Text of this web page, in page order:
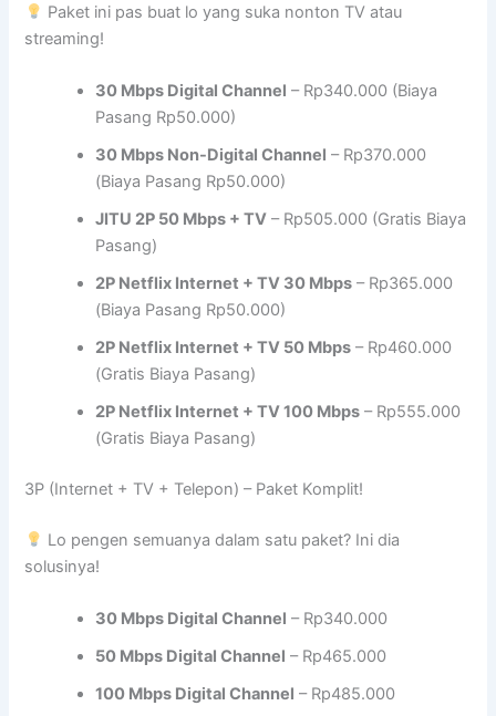
Paket ini pas buat lo yang suka nonton TV atau
streaming!
30 Mbps Digital Channel – Rp340.000 (Biaya
Pasang Rp50.000)
30 Mbps Non-Digital Channel – Rp370.000
(Biaya Pasang Rp50.000)
JITU 2P 50 Mbps + TV – Rp505.000 (Gratis Biaya
Pasang)
2P Netflix Internet + TV 30 Mbps – Rp365.000
(Biaya Pasang Rp50.000)
2P Netflix Internet + TV 50 Mbps – Rp460.000
(Gratis Biaya Pasang)
2P Netflix Internet + TV 100 Mbps – Rp555.000
(Gratis Biaya Pasang)
3P (Internet + TV + Telepon) – Paket Komplit!
Lo pengen semuanya dalam satu paket? Ini dia
solusinya!
30 Mbps Digital Channel – Rp340.000
50 Mbps Digital Channel – Rp465.000
100 Mbps Digital Channel – Rp485.000